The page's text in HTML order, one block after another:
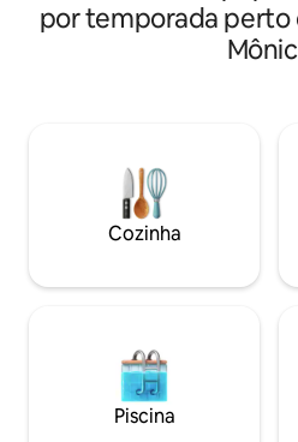
por temporada perto
Cozinha
Piscina